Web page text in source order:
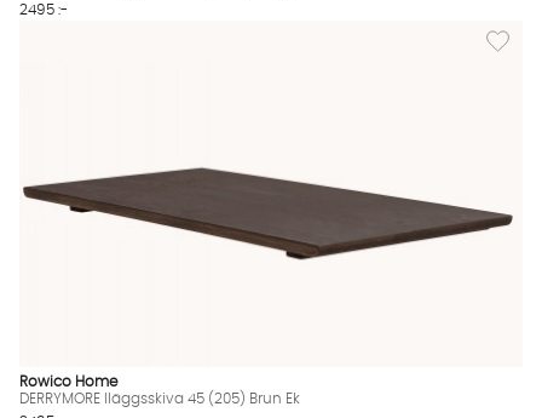
2495 :-
Lägg
Rowico Home
DERRYMORE Iläggsskiva 45 (205) Brun Ek